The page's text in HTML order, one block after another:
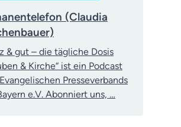
(Claudia
& gut – die tägliche Dosis
& Kirche“ ist ein Podcast
Presseverbands
e.V. Abonniert uns, …